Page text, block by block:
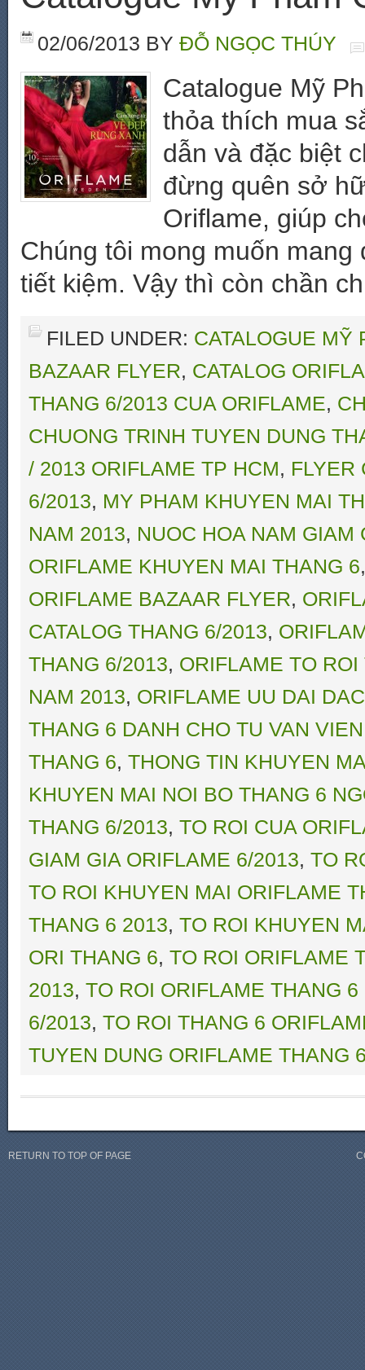
02/06/2013 BY ĐỖ NGỌC THÚY
Catalogue Mỹ
thỏa thích mua
dẫn và đặc biệt
đừng quên sở
Oriflame, giúp
Chúng tôi mong muốn
tiết kiệm. Vậy thì còn chần
FILED UNDER: CATALOGUE MỸ
BAZAAR FLYER, CATALOG
THANG 6/2013 CUA ORIFLAME,
CHUONG TRINH TUYEN DUNG
/ 2013 ORIFLAME TP HCM, FLYER
6/2013, MY PHAM KHUYEN MAI
NAM 2013, NUOC HOA NAM GIAM
ORIFLAME KHUYEN MAI THANG 6
ORIFLAME BAZAAR FLYER,
CATALOG THANG 6/2013,
THANG 6/2013, ORIFLAME TO ROI
NAM 2013, ORIFLAME UU DAI
THANG 6 DANH CHO TU VAN
THANG 6, THONG TIN KHUYEN
KHUYEN MAI NOI BO THANG 6
THANG 6/2013, TO ROI CUA
GIAM GIA ORIFLAME 6/2013, TO
TO ROI KHUYEN MAI ORIFLAME
THANG 6 2013, TO ROI KHUYEN
ORI THANG 6, TO ROI ORIFLAME
2013, TO ROI ORIFLAME THANG
6/2013, TO ROI THANG 6
TUYEN DUNG ORIFLAME THANG
RETURN TO TOP OF PAGE